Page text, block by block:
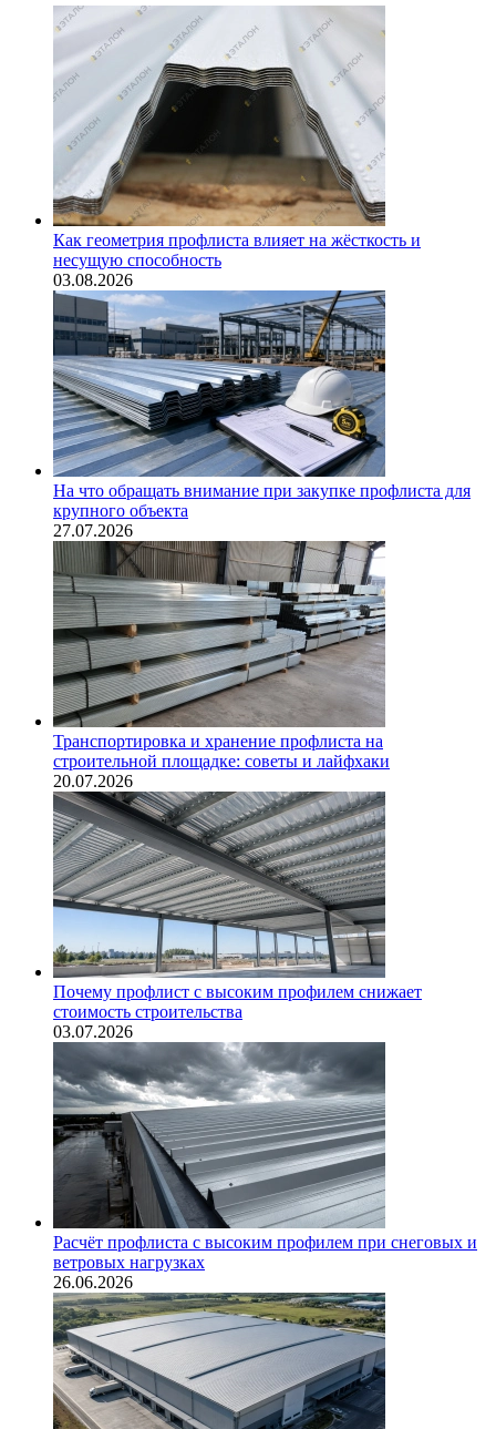
Как геометрия профлиста влияет на жёсткость и
несущую способность
03.08.2026
На что обращать внимание при закупке профлиста для
крупного объекта
27.07.2026
Транспортировка и хранение профлиста на
строительной площадке: советы и лайфхаки
20.07.2026
Почему профлист с высоким профилем снижает
стоимость строительства
03.07.2026
Расчёт профлиста с высоким профилем при снеговых и
ветровых нагрузках
26.06.2026